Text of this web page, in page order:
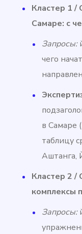
Кластер 1 /
Самаре: с
Запросы:
чего
в Самаре
таблицу
Аштанга,
Кластер 2 /
комплексы
Запросы: